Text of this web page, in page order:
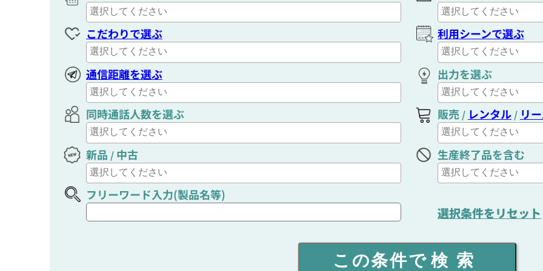
こだわりで選ぶ 利用シーンで選ぶ
通信距離を選ぶ 出力を選ぶ
同時通話人数を選ぶ 販売 / レンタル / リ
新品 / 中古 生産終了品を含む
フリーワード入力(製品名等)
選択条件をリセット
この条件で 検索